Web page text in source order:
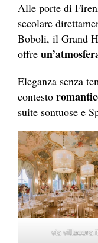
Alle porte di
secolare
Boboli, il Grand
offre
Eleganza senza
contesto
suite sontuose e
via